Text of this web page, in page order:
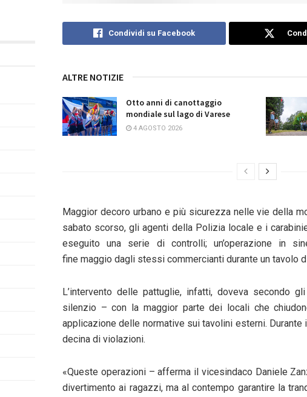
Condividi su Facebook
ALTRE NOTIZIE
Otto anni di canottaggio
mondiale sul lago di Varese
4 AGOSTO 2026
Maggior decoro urbano e più sicurezza nelle vie della
sabato scorso, gli agenti della Polizia locale e i
eseguito una serie di controlli; un’operazione in
fine maggio dagli stessi commercianti durante un tavolo
L’intervento delle pattuglie, infatti, doveva secondo
silenzio – con la maggior parte dei locali che
applicazione delle normative sui tavolini esterni.
decina di violazioni.
«Queste operazioni – afferma il vicesindaco Daniele
divertimento ai ragazzi, ma al contempo garantire la